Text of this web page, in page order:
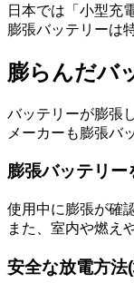
日本では「小型充
膨張バッテリーは
膨らんだバ
バッテリーが膨張
メーカーも膨張バ
膨張バッテリー
使用中に膨張が確
また、室内や燃え
安全な放電方法